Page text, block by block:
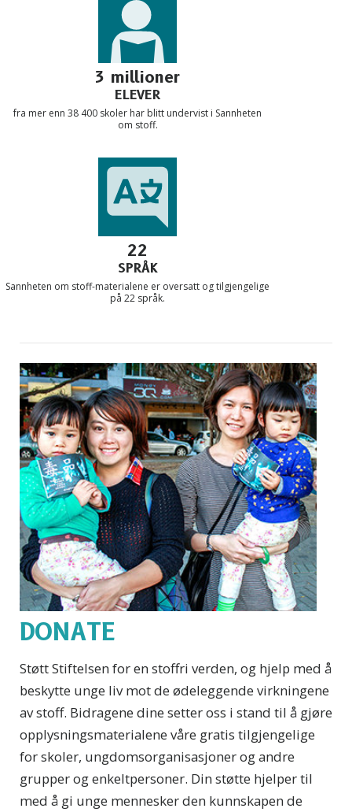
3 millioner
ELEVER
fra mer enn 38 400 skoler har blitt undervist i Sannheten
om stoff.
22
SPRÅK
Sannheten om stoff-materialene er oversatt og tilgjengelige
på 22 språk.
DONATE
Støtt Stiftelsen for en stoffri verden, og hjelp med å
beskytte unge liv mot de ødeleggende virkningene
av stoff. Bidragene dine setter oss i stand til å gjøre
opplysningsmaterialene våre gratis tilgjengelige
for skoler, ungdomsorganisasjoner og andre
grupper og enkeltpersoner. Din støtte hjelper til
med å gi unge mennesker den kunnskapen de